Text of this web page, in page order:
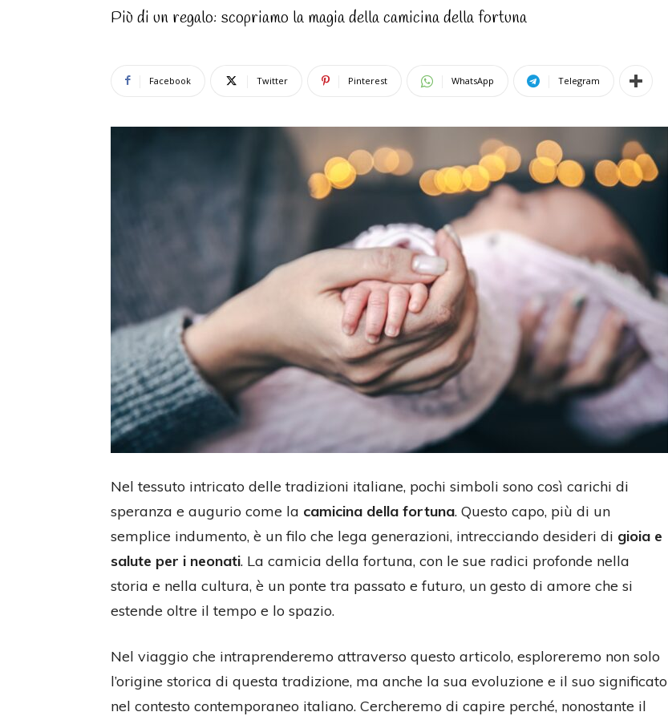
Più di un regalo: scopriamo la magia della camicina della fortuna
Facebook Twitter Pinterest WhatsApp Telegram
Nel tessuto intricato delle tradizioni italiane, pochi simboli sono così carichi di
speranza e augurio come la camicina della fortuna. Questo capo, più di un
semplice indumento, è un filo che lega generazioni, intrecciando desideri di gioia e
salute per i neonati. La camicia della fortuna, con le sue radici profonde nella
storia e nella cultura, è un ponte tra passato e futuro, un gesto di amore che si
estende oltre il tempo e lo spazio.
Nel viaggio che intraprenderemo attraverso questo articolo, esploreremo non solo
l’origine storica di questa tradizione, ma anche la sua evoluzione e il suo significato
nel contesto contemporaneo italiano. Cercheremo di capire perché, nonostante il